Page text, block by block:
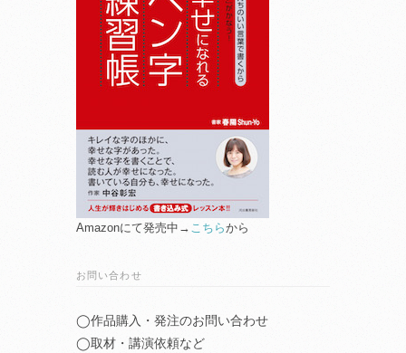
Amazonにて発売中→ こちらから
お問い合わせ
◯作品購入・発注のお問い合わせ
◯取材・講演依頼など